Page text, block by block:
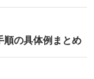
順の具体例まとめ